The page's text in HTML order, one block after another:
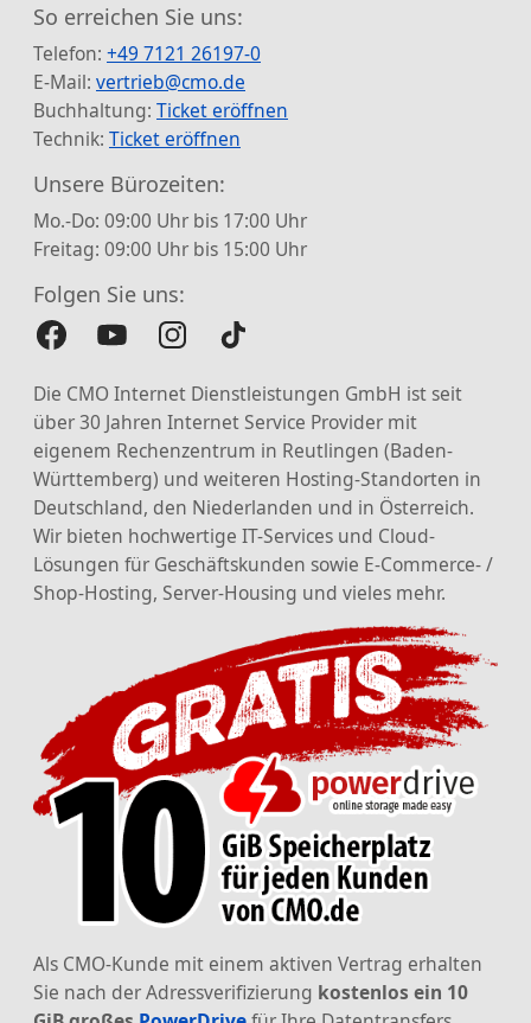
So erreichen Sie uns:
Telefon: +49 7121 26197-0
E-Mail: vertrieb@cmo.de
Buchhaltung: Ticket eröffnen
Technik: Ticket eröffnen
Unsere Bürozeiten:
Mo.-Do: 09:00 Uhr bis 17:00 Uhr
Freitag: 09:00 Uhr bis 15:00 Uhr
Folgen Sie uns:
Die CMO Internet Dienstleistungen GmbH ist seit
über 30 Jahren Internet Service Provider mit
eigenem Rechenzentrum in Reutlingen (Baden-
Württemberg) und weiteren Hosting-Standorten in
Deutschland, den Niederlanden und in Österreich.
Wir bieten hochwertige IT-Services und Cloud-
Lösungen für Geschäftskunden sowie E-Commerce- /
Shop-Hosting, Server-Housing und vieles mehr.
Als CMO-Kunde mit einem aktiven Vertrag erhalten
Sie nach der Adressverifizierung kostenlos ein 10